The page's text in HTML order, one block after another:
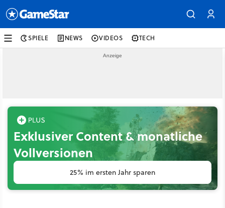
SPIELE NEWS VIDEOS TECH
Exklusiver Content & monatliche
Vollversionen
25% im ersten Jahr sparen